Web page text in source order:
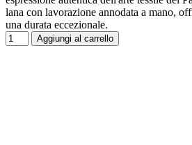
lana con lavorazione annodata a mano,
una durata eccezionale.
Aggiungi al carrello